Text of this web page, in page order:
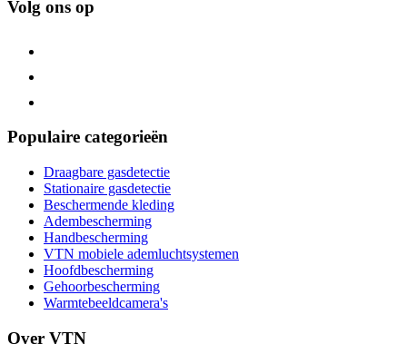
Volg ons op
Populaire categorieën
Draagbare gasdetectie
Stationaire gasdetectie
Beschermende kleding
Adembescherming
Handbescherming
VTN mobiele ademluchtsystemen
Hoofdbescherming
Gehoorbescherming
Warmtebeeldcamera's
Over VTN